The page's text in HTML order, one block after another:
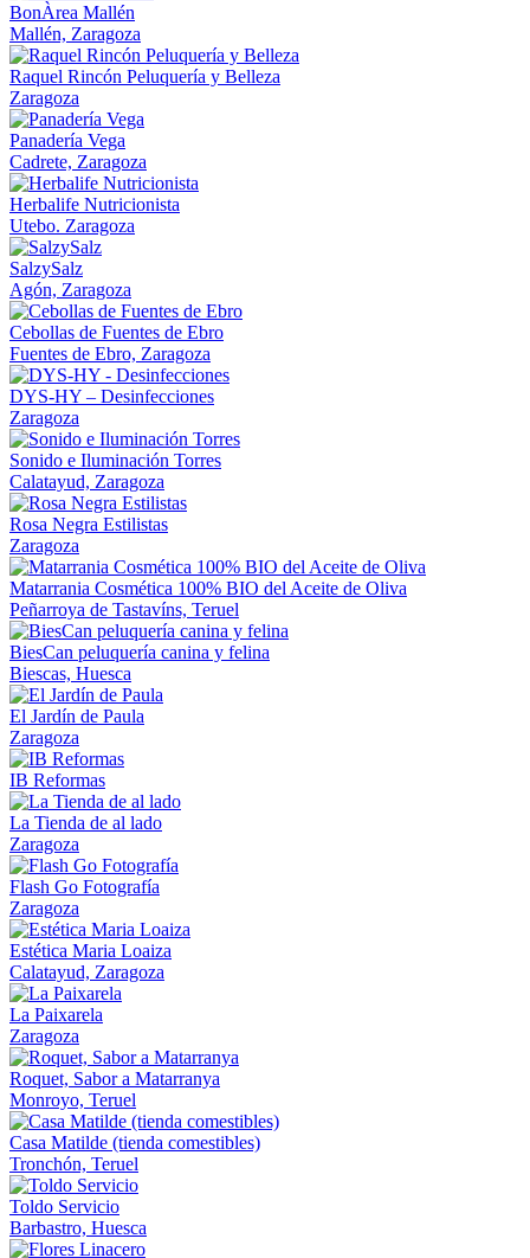
BonÀrea Mallén
Mallén, Zaragoza
Raquel Rincón Peluquería y Belleza
Zaragoza
Panadería Vega
Cadrete, Zaragoza
Herbalife Nutricionista
Utebo. Zaragoza
SalzySalz
Agón, Zaragoza
Cebollas de Fuentes de Ebro
Fuentes de Ebro, Zaragoza
DYS-HY – Desinfecciones
Zaragoza
Sonido e Iluminación Torres
Calatayud, Zaragoza
Rosa Negra Estilistas
Zaragoza
Matarrania Cosmética 100% BIO del Aceite de Oliva
Peñarroya de Tastavíns, Teruel
BiesCan peluquería canina y felina
Biescas, Huesca
El Jardín de Paula
Zaragoza
IB Reformas
La Tienda de al lado
Zaragoza
Flash Go Fotografía
Zaragoza
Estética Maria Loaiza
Calatayud, Zaragoza
La Paixarela
Zaragoza
Roquet, Sabor a Matarranya
Monroyo, Teruel
Casa Matilde (tienda comestibles)
Tronchón, Teruel
Toldo Servicio
Barbastro, Huesca